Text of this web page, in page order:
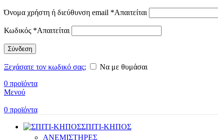
Όνομα χρήστη ή διεύθυνση email *Απαιτείται
Κωδικός *Απαιτείται
Σύνδεση
Ξεχάσατε τον κωδικό σας;
Να με θυμάσαι
0 προϊόντα
Μενού
0 προϊόντα
ΣΠΙΤΙ-ΚΗΠΟΣ
ΑΝΕΜΙΣΤΗΡΕΣ